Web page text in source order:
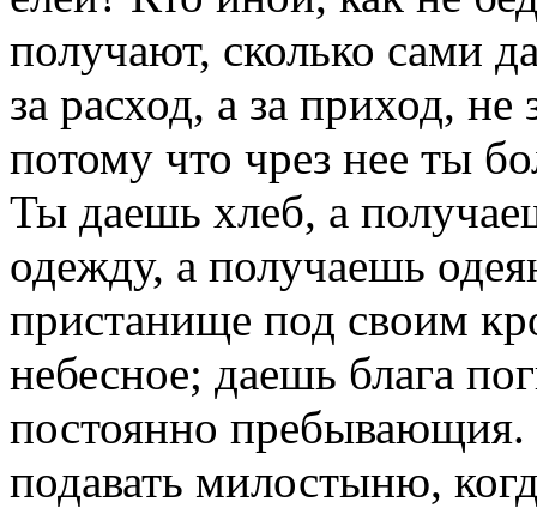
получают, сколько сами
за расход, а за приход,
потому что чрез нее ты
Ты даешь хлеб, а
одежду, а получаешь
пристанище под своим
небесное; даешь блага
постоянно
подавать милостыню,